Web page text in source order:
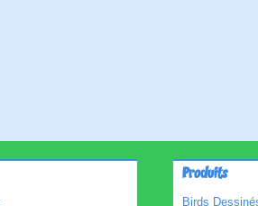
Produits
Birds